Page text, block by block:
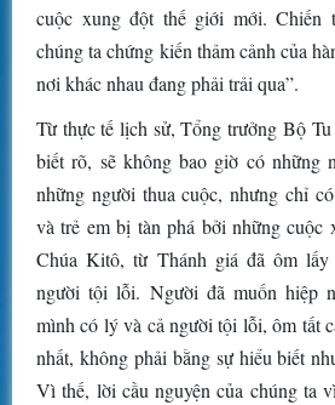
cuộc xung đột thế giới mới. Chiến
chúng ta chứng kiến thảm cảnh của
nơi khác nhau đang phải trải qua”.
Từ thực tế lịch sử, Tổng trưởng Bộ
biết rõ, sẽ không bao giờ có những
những người thua cuộc, nhưng chỉ
và trẻ em bị tàn phá bởi những cuộc
Chúa Kitô, từ Thánh giá đã ôm
người tội lỗi. Người đã muốn hiệp
mình có lý và cả người tội lỗi, ôm tất
nhất, không phải bằng sự hiểu biết
Vì thế, lời cầu nguyện của chúng ta